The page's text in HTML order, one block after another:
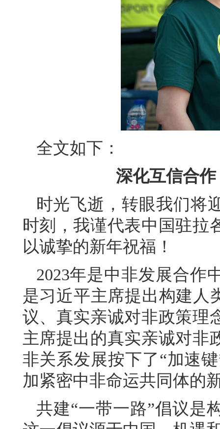
全文如下：
深化互信合
时光飞逝，转眼我们将
时刻，我谨代表中国驻拉
以诚挚的新年祝福！
2023年是中非发展合作
是习近平主席提出构建人
议、真实亲诚对非政策理
主席提出的真实亲诚对非
非关系发展按下了“加速
加紧密中非命运共同体的
共建“一带一路”倡议是